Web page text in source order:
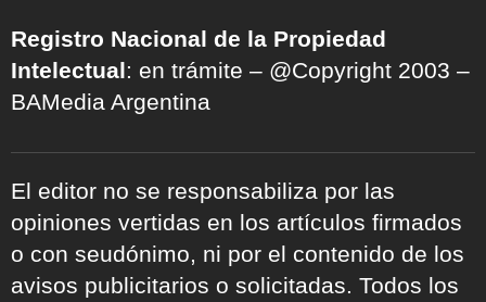
Registro Nacional de la Propiedad
Intelectual: en trámite – @Copyright 2003 –
BAMedia Argentina
El editor no se responsabiliza por las
opiniones vertidas en los artículos firmados
o con seudónimo, ni por el contenido de los
avisos publicitarios o solicitadas. Todos los